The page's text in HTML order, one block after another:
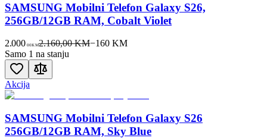
SAMSUNG Mobilni Telefon Galaxy S26,
256GB/12GB RAM, Cobalt Violet
2.000 00KM2.160,00 KM−160KM
Samo 1 na stanju
Akcija
SAMSUNG Mobilni Telefon Galaxy S26
256GB/12GB RAM, Sky Blue